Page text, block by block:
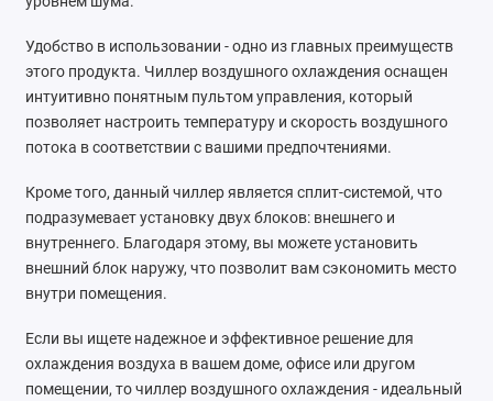
Удобство в использовании - одно из главных преимуществ
этого продукта. Чиллер воздушного охлаждения оснащен
интуитивно понятным пультом управления, который
позволяет настроить температуру и скорость воздушного
потока в соответствии с вашими предпочтениями.
Кроме того, данный чиллер является сплит-системой, что
подразумевает установку двух блоков: внешнего и
внутреннего. Благодаря этому, вы можете установить
внешний блок наружу, что позволит вам сэкономить место
внутри помещения.
Если вы ищете надежное и эффективное решение для
охлаждения воздуха в вашем доме, офисе или другом
помещении, то чиллер воздушного охлаждения - идеальный